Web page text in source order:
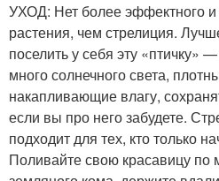
УХОД: Нет более эффектного и
растения, чем стрелиция.
поселить у себя эту «птичку»
много солнечного света,
накапливающие влагу,
если вы про него забудете.
подходит для тех, кто только
Поливайте свою красавицу по